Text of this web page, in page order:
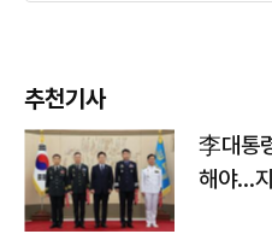
추천기사
李대통
해야…